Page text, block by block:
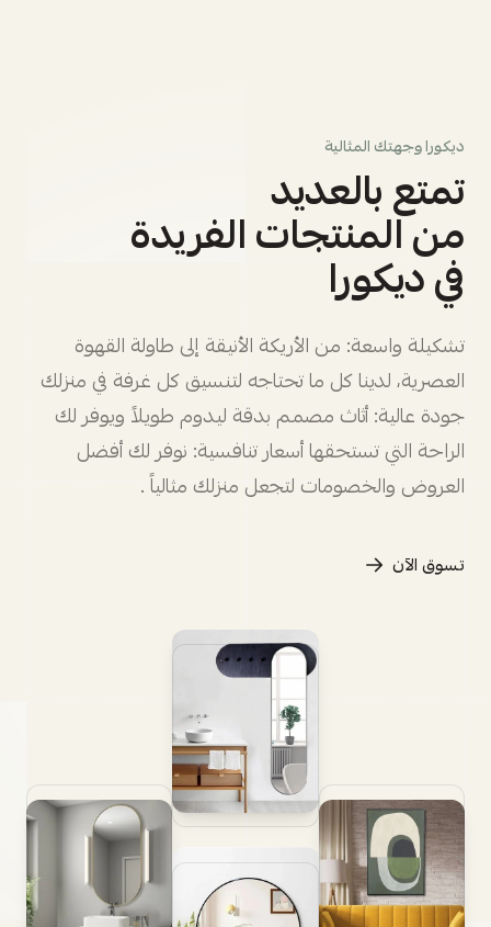
ديكورا وجهتك المثالية
تمتع بالعديد
من المنتجات الفريدة
في ديكورا
تشكيلة واسعة: من الأريكة الأنيقة إلى طاولة القهوة
العصرية، لدينا كل ما تحتاجه لتنسيق كل غرفة في منزلك
جودة عالية: أثاث مصمم بدقة ليدوم طويلاً ويوفر لك
الراحة التي تستحقها أسعار تنافسية: نوفر لك أفضل
العروض والخصومات لتجعل منزلك مثالياً .
تسوق الآن